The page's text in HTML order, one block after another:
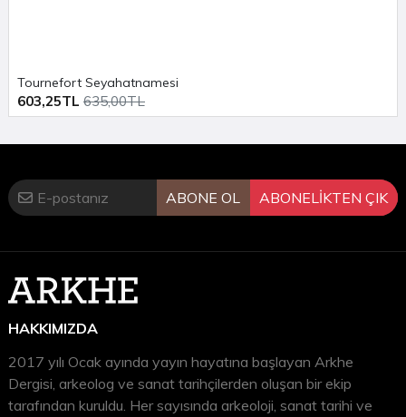
Tournefort Seyahatnamesi
603,25TL 635,00TL
ABONE OL ABONELİKTEN ÇIK
HAKKIMIZDA
2017 yılı Ocak ayında yayın hayatına başlayan Arkhe
Dergisi, arkeolog ve sanat tarihçilerden oluşan bir ekip
tarafından kuruldu. Her sayısında arkeoloji, sanat tarihi ve